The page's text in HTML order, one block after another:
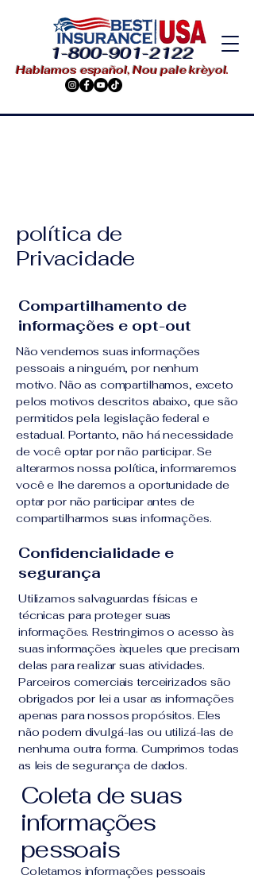
Hablamos español, Nou pale krèyol.
1-800-901-2122
política de
Privacidade
Compartilhamento de
informações e opt-out
Não vendemos suas informações
pessoais a ninguém, por nenhum
motivo. Não as compartilhamos, exceto
pelos motivos descritos abaixo, que são
permitidos pela legislação federal e
estadual. Portanto, não há necessidade
de você optar por não participar. Se
alterarmos nossa política, informaremos
você e lhe daremos a oportunidade de
optar por não participar antes de
compartilharmos suas informações.
Confidencialidade e
segurança
Utilizamos salvaguardas físicas e
técnicas para proteger suas
informações. Restringimos o acesso às
suas informações àqueles que precisam
delas para realizar suas atividades.
Parceiros comerciais terceirizados são
obrigados por lei a usar as informações
apenas para nossos propósitos. Eles
não podem divulgá-las ou utilizá-las de
nenhuma outra forma. Cumprimos todas
as leis de segurança de dados.
Coleta de suas
informações
pessoais
Coletamos informações pessoais